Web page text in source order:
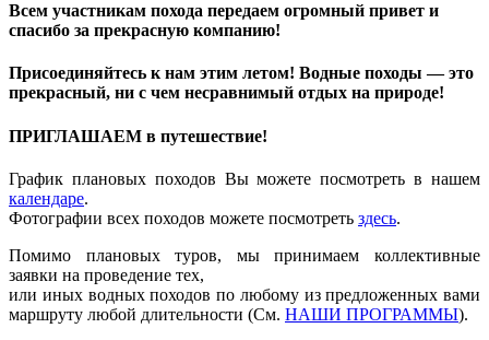
Всем участникам похода передаем огромный привет и
спасибо за прекрасную компанию!
Присоединяйтесь к нам этим летом! Водные походы — это
прекрасный, ни с чем несравнимый отдых на природе!
ПРИГЛАШАЕМ в путешествие!
График плановых походов Вы можете посмотреть в нашем
календаре.
Фотографии всех походов можете посмотреть здесь.
Помимо плановых туров, мы принимаем коллективные
заявки на проведение тех,
или иных водных походов по любому из предложенных вами
маршруту любой длительности (См. НАШИ ПРОГРАММЫ).